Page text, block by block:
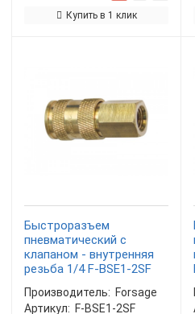
Купить в 1 клик
Быстроразъем
пневматический с
клапаном - внутренняя
резьба 1/4 F-BSE1-2SF
Производитель: Forsage
Артикул: F-BSE1-2SF